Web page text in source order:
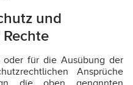
und
oder für die Ausübung der
Ansprüche